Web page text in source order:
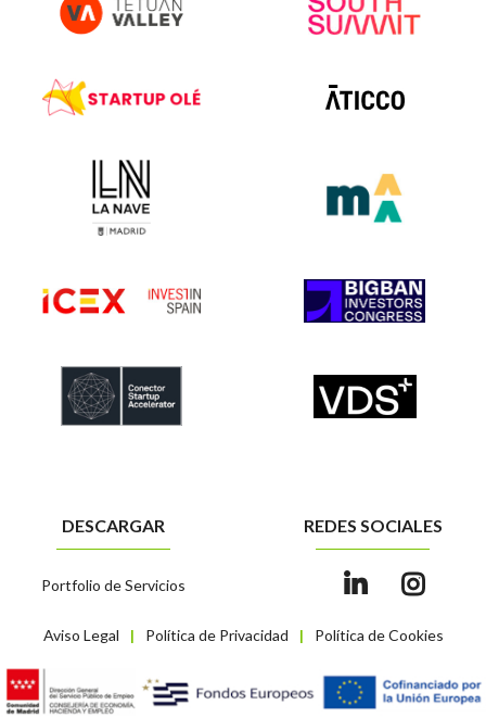
Aviso Legal | Política de Privacidad | Política de Cookies
DESCARGAR
Portfolio de Servicios
REDES SOCIALES